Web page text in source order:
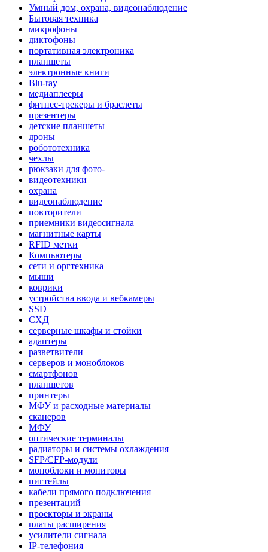
Умный дом, охрана, видеонаблюдение
Бытовая техника
микрофоны
диктофоны
портативная электроника
планшеты
электронные книги
Blu-ray
медиаплееры
фитнес-трекеры и браслеты
презентеры
детские планшеты
дроны
робототехника
чехлы
рюкзаки для фото-
видеотехники
охрана
видеонаблюдение
повторители
приемники видеосигнала
магнитные карты
RFID метки
Компьютеры
сети и оргтехника
мыши
коврики
устройства ввода и вебкамеры
SSD
СХД
серверные шкафы и стойки
адаптеры
разветвители
серверов и моноблоков
смартфонов
планшетов
принтеры
МФУ и расходные материалы
сканеров
МФУ
оптические терминалы
радиаторы и системы охлаждения
SFP/CFP-модули
моноблоки и мониторы
пигтейлы
кабели прямого подключения
презентаций
проекторы и экраны
платы расширения
усилители сигнала
IP-телефония